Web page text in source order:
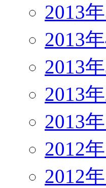
2013
2013
2013
2013
2013
2012
2012